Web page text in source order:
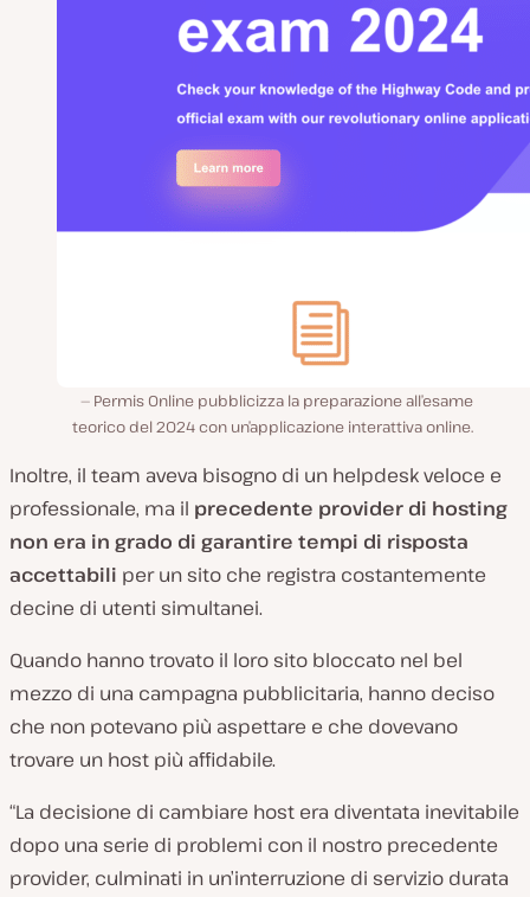
Permis Online pubblicizza la preparazione all’esame
teorico del 2024 con un’applicazione interattiva online.
Inoltre, il team aveva bisogno di un helpdesk veloce e
professionale, ma il precedente provider di hosting
non era in grado di garantire tempi di risposta
accettabili per un sito che registra costantemente
decine di utenti simultanei.
Quando hanno trovato il loro sito bloccato nel bel
mezzo di una campagna pubblicitaria, hanno deciso
che non potevano più aspettare e che dovevano
trovare un host più affidabile.
“La decisione di cambiare host era diventata inevitabile
dopo una serie di problemi con il nostro precedente
provider, culminati in un’interruzione di servizio durata